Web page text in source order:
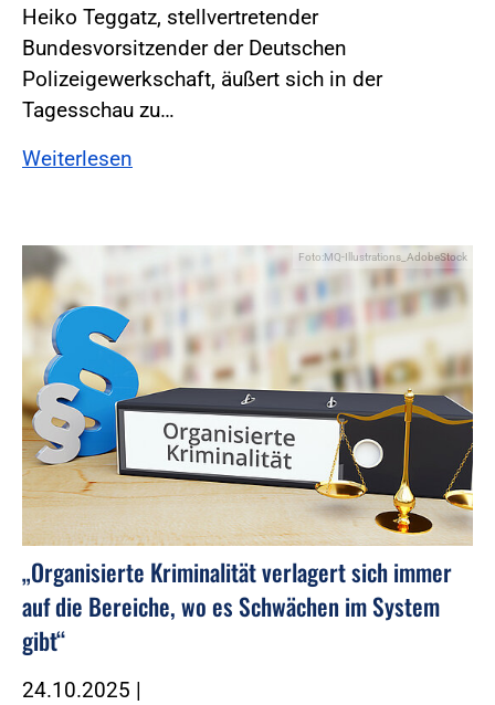
Heiko Teggatz, stellvertretender
Bundesvorsitzender der Deutschen
Polizeigewerkschaft, äußert sich in der
Tagesschau zu…
Weiterlesen
Foto:MQ-Illustrations_AdobeStock
„Organisierte Kriminalität verlagert sich immer
auf die Bereiche, wo es Schwächen im System
gibt“
24.10.2025 |